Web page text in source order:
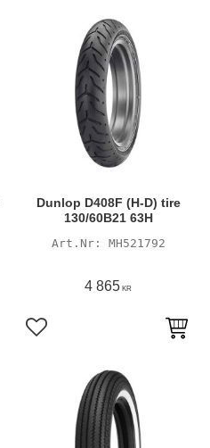
Dunlop D408F (H-D) tire
130/60B21 63H
MH521792
4 865 KR
Lägg till i favoriter